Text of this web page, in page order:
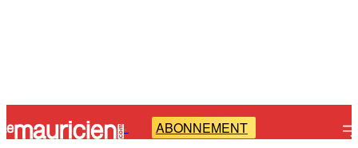
- ABONNEMENT